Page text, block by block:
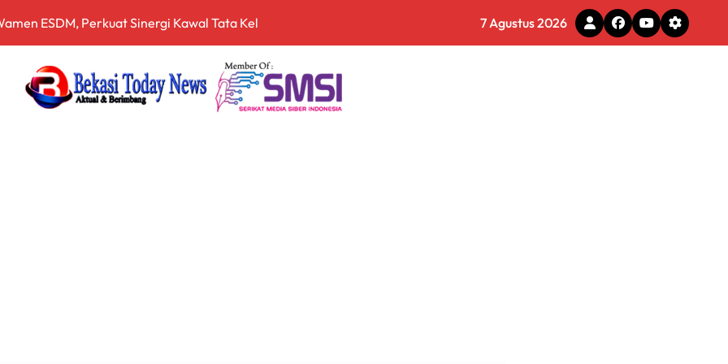
Dansecapaad, Tegaskan Penguatan Organisasi TNI AD yang Adaptif dan Profesional
Dinilai Harus Diusut Lewat Pendekatan TPPU Secara Menyeluruh
7 Agustus 2026